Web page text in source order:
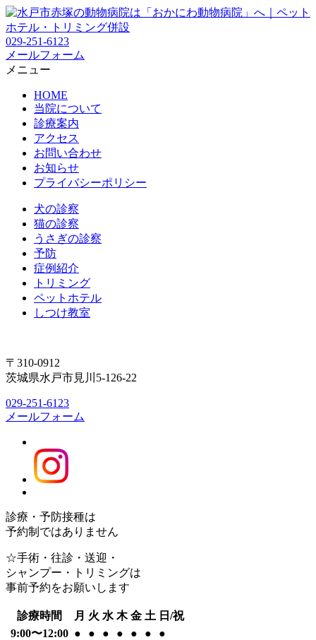
029-251-6123
メールフォーム
メニュー
HOME
当院について
診療案内
アクセス
お問い合わせ
お知らせ
プライバシーポリシー
犬の診察
猫の診察
うさぎの診察
予防
症例紹介
トリミング
ペットホテル
しつけ教室
〒310-0912
茨城県水戸市見川5-126-22
029-251-6123
メールフォーム
診療・予防接種は
予約制ではありません
☆手術・往診・送迎・
シャンプー・トリミングは
事前予約をお願いします
診療時間 月 火 水 木 金 土 日/祝
9:00〜12:00 ● ● ● ● ● ●
●